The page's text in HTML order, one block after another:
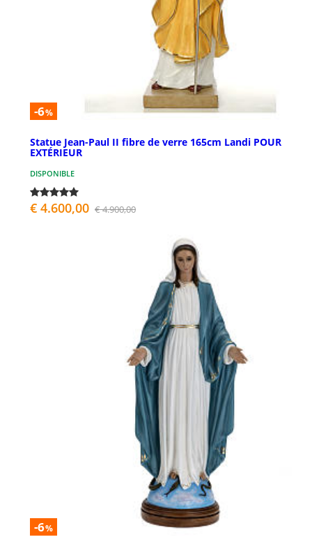
-6%
Statue Jean-Paul II fibre de verre 165cm Landi POUR
EXTÉRIEUR
DISPONIBLE
€ 4.600,00 € 4.900,00
-6%